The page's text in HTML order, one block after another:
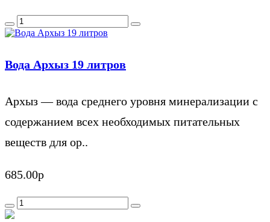
Вода Архыз 19 литров
Архыз — вода среднего уровня минерализации с
содержанием всех необходимых питательных
веществ для ор..
685.00р